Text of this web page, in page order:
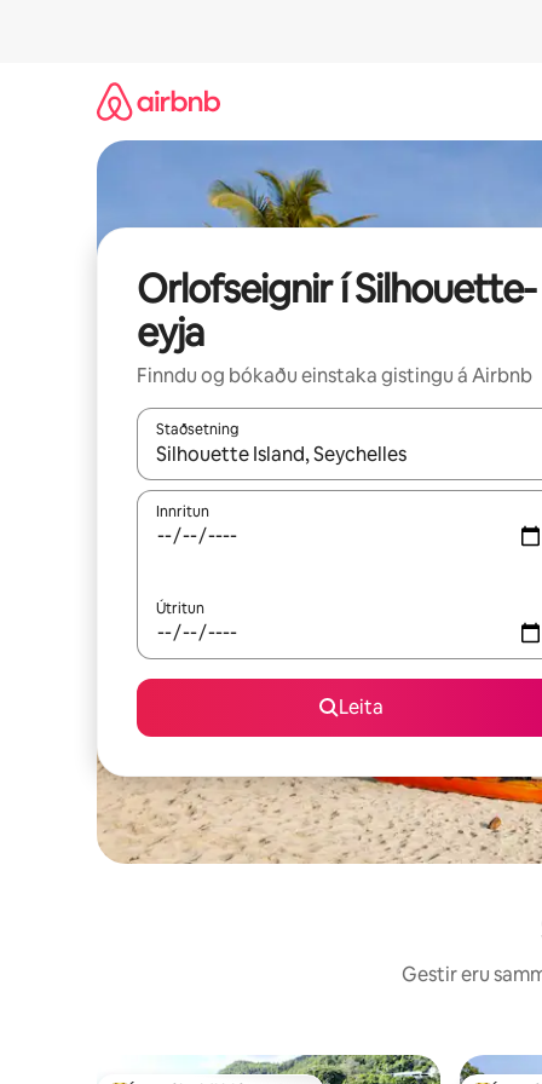
Orlofseignir í Silhouette-
eyja
Finndu og bókaðu einstaka gistingu á Airbnb
Staðsetning
Þegar niðurstöður liggja fyrir skaltu nota upp og
Innritun
Útritun
Leita
Gestir eru